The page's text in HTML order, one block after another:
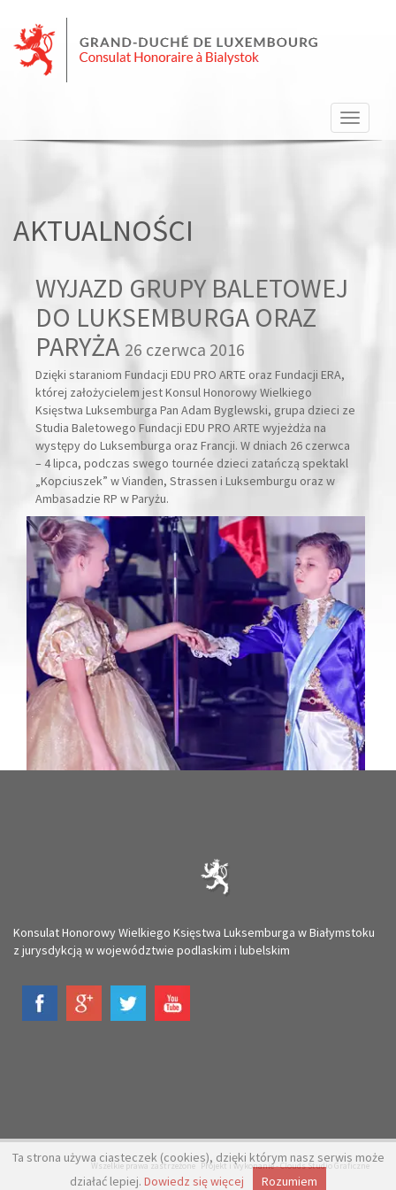
strony
AKTUALNOŚCI
WYJAZD GRUPY BALETOWEJ
DO LUKSEMBURGA ORAZ
PARYŻA 26 czerwca 2016
Dzięki staraniom Fundacji EDU PRO ARTE oraz Fundacji ERA,
której założycielem jest Konsul Honorowy Wielkiego
Księstwa Luksemburga Pan Adam Byglewski, grupa dzieci ze
Studia Baletowego Fundacji EDU PRO ARTE wyjeżdża na
występy do Luksemburga oraz Francji. W dniach 26 czerwca
– 4 lipca, podczas swego tournée dzieci zatańczą spektakl
„Kopciuszek” w Vianden, Strassen i Luksemburgu oraz w
Ambasadzie RP w Paryżu.
Konsulat Honorowy Wielkiego Księstwa Luksemburga w Białymstoku
z jurysdykcją w województwie podlaskim i lubelskim
Wszelkie prawa zastrzeżone Projekt i wykonanie -Clouds Studio Graficzne
Ta strona używa ciasteczek (cookies), dzięki którym nasz serwis może
działać lepiej. Dowiedz się więcej Rozumiem